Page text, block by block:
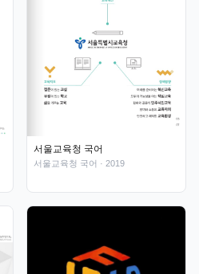
서울교육청 국어
서울교육청 국어 · 2019